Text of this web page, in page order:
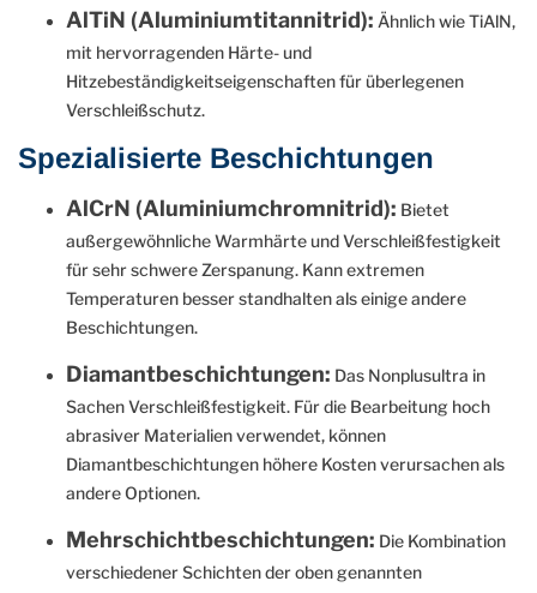
AlTiN (Aluminiumtitannitrid): Ähnlich wie TiAlN,
mit hervorragenden Härte- und
Hitzebeständigkeitseigenschaften für überlegenen
Verschleißschutz.
Spezialisierte Beschichtungen
AlCrN (Aluminiumchromnitrid): Bietet
außergewöhnliche Warmhärte und Verschleißfestigkeit
für sehr schwere Zerspanung. Kann extremen
Temperaturen besser standhalten als einige andere
Beschichtungen.
Diamantbeschichtungen: Das Nonplusultra in
Sachen Verschleißfestigkeit. Für die Bearbeitung hoch
abrasiver Materialien verwendet, können
Diamantbeschichtungen höhere Kosten verursachen als
andere Optionen.
Mehrschichtbeschichtungen: Die Kombination
verschiedener Schichten der oben genannten